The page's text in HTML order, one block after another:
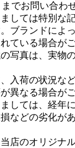
までお問い合わ
しては特別な
ブランドによ
ている場合がご
写真は、実物
入荷の状況な
異なる場合がご
しては、経年
などの劣化が
店のオリジナ